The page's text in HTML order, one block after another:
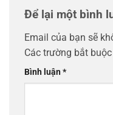
Để lại một bình
Email của bạn sẽ
Các trường bắt
Bình luận*